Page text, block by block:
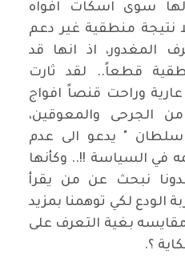
سوى اسكات افواه
نتيجة منطقية غير دعم
المغدور، اذ انها قد
قطعاً.. لقد ثارت
وراحت قنصاً افواج
الجرحى والمعوقين،
" سلطان " يدعو الى عدم
في السياسة !!.. وكأنها
نبحث عن من يقرأ
الودع لكي توهمنا بمزيد
بغية التعرف على
؟.